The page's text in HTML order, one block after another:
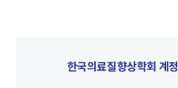
한국의료질향상학회 계정